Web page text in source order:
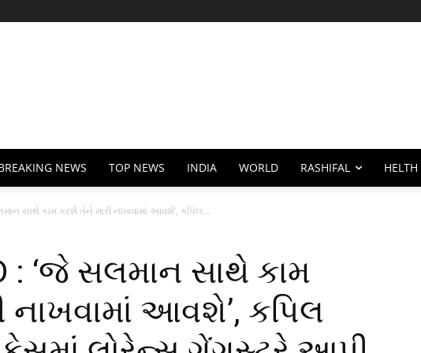
NEWS TOP NEWS INDIA WORLD RASHIFAL HELTH
સાથે કામ કરશે તેને મારી નાખવામાં આવશે’, કપિલ...
: ‘જે સલમાન સાથે કામ
નાખવામાં આવશે’, કપિલ